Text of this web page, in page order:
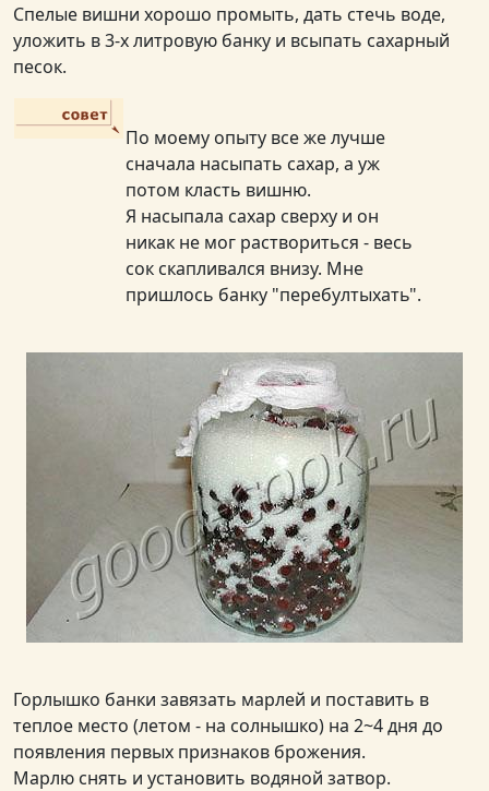
Спелые вишни хорошо промыть, дать стечь воде,
уложить в 3-х литровую банку и всыпать сахарный
песок.
По моему опыту все же лучше
сначала насыпать сахар, а уж
потом класть вишню.
Я насыпала сахар сверху и он
никак не мог раствориться - весь
сок скапливался внизу. Мне
пришлось банку "перебултыхать".
Горлышко банки завязать марлей и поставить в
теплое место (летом - на солнышко) на 2~4 дня до
появления первых признаков брожения.
Марлю снять и установить водяной затвор.